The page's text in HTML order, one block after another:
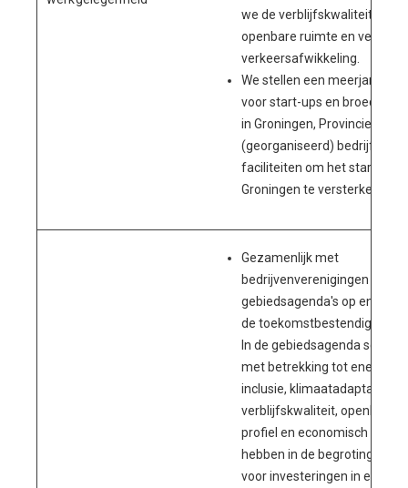
we de verblijfskwaliteit door
openbare ruimte en
verkeersafwikkeling.
We stellen een meerjarige
voor start-ups en
in Groningen, Provincie,
(georganiseerd)
faciliteiten om het start up-
Groningen te versterken.
Gezamenlijk met
bedrijvenverenigingen
gebiedsagenda's op en
de toekomstbestendigheid
In de gebiedsagenda
met betrekking tot
inclusie, klimaatadaptatie,
verblijfskwaliteit, openbare
profiel en economisch
hebben in de begroting
voor investeringen in een